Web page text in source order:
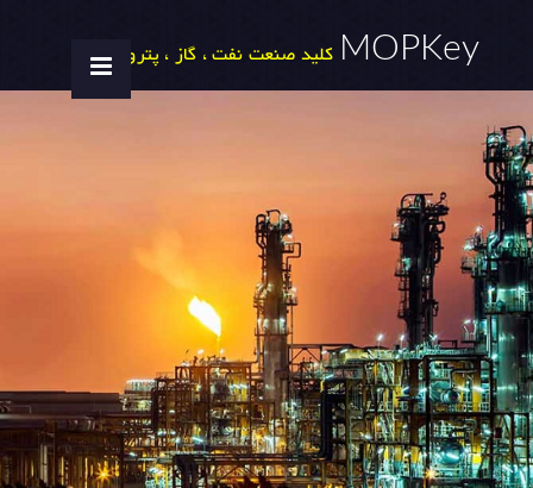
MOPKey کلید صنعت نفت ، گاز ، پتروشیمی